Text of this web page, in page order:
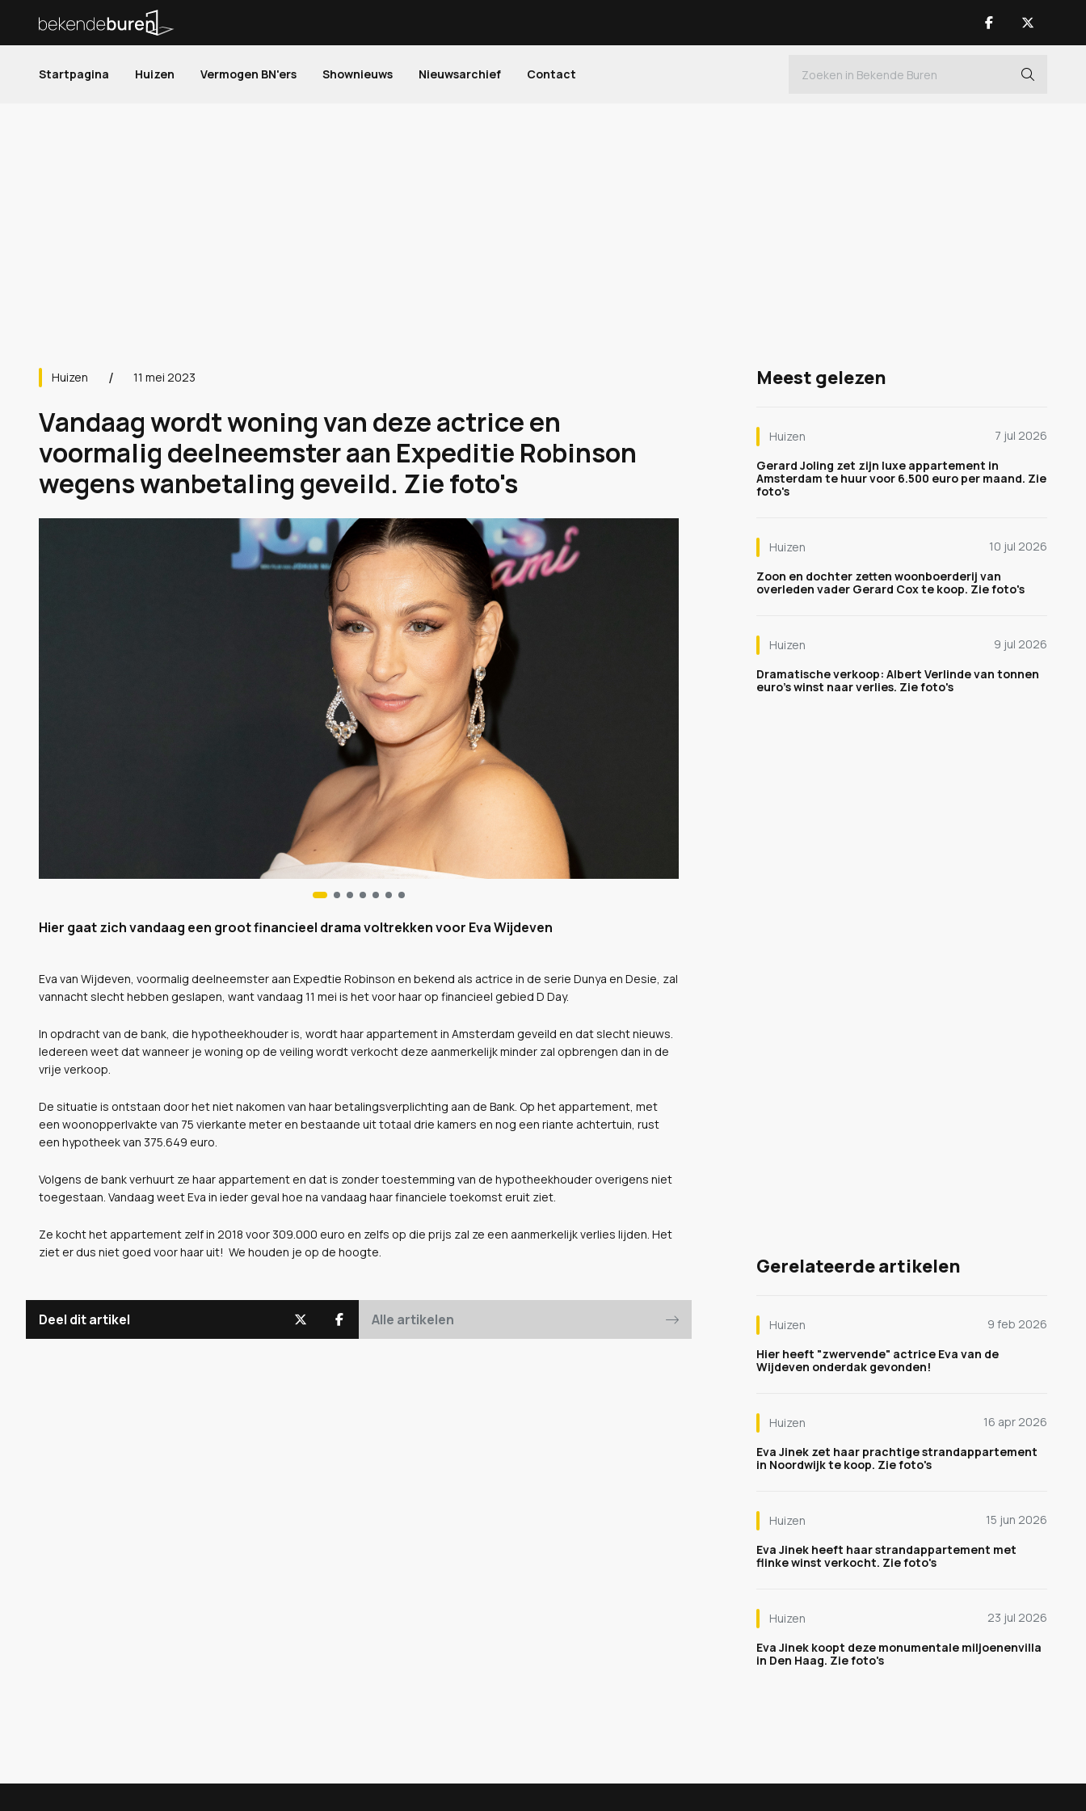
Startpagina Huizen Vermogen BN'ers Shownieuws Nieuwsarchief Contact
Huizen 11 mei 2023
Vandaag wordt woning van deze actrice en
voormalig deelneemster aan Expeditie Robinson
wegens wanbetaling geveild. Zie foto's
Hier gaat zich vandaag een groot financieel drama voltrekken voor Eva Wijdeven
Eva van Wijdeven, voormalig deelneemster aan Expedtie Robinson en bekend als actrice in de serie Dunya en Desie, zal
vannacht slecht hebben geslapen, want vandaag 11 mei is het voor haar op financieel gebied D Day.
In opdracht van de bank, die hypotheekhouder is, wordt haar appartement in Amsterdam geveild en dat slecht nieuws.
Iedereen weet dat wanneer je woning op de veiling wordt verkocht deze aanmerkelijk minder zal opbrengen dan in de
vrije verkoop.
De situatie is ontstaan door het niet nakomen van haar betalingsverplichting aan de Bank. Op het appartement, met
een woonopperlvakte van 75 vierkante meter en bestaande uit totaal drie kamers en nog een riante achtertuin, rust
een hypotheek van 375.649 euro.
Volgens de bank verhuurt ze haar appartement en dat is zonder toestemming van de hypotheekhouder overigens niet
toegestaan. Vandaag weet Eva in ieder geval hoe na vandaag haar financiele toekomst eruit ziet.
Ze kocht het appartement zelf in 2018 voor 309.000 euro en zelfs op die prijs zal ze een aanmerkelijk verlies lijden. Het
ziet er dus niet goed voor haar uit! We houden je op de hoogte.
Deel dit artikel Alle artikelen
Meest gelezen
Huizen
7 jul 2026
Gerard Joling zet zijn luxe appartement in
Amsterdam te huur voor 6.500 euro per maand. Zie
foto's
Huizen
10 jul 2026
Zoon en dochter zetten woonboerderij van
overleden vader Gerard Cox te koop. Zie foto's
Huizen
9 jul 2026
Dramatische verkoop: Albert Verlinde van tonnen
euro's winst naar verlies. Zie foto's
Gerelateerde artikelen
Huizen
9 feb 2026
Hier heeft "zwervende" actrice Eva van de
Wijdeven onderdak gevonden!
Huizen
16 apr 2026
Eva Jinek zet haar prachtige strandappartement
in Noordwijk te koop. Zie foto's
Huizen
15 jun 2026
Eva Jinek heeft haar strandappartement met
flinke winst verkocht. Zie foto's
Huizen
23 jul 2026
Eva Jinek koopt deze monumentale miljoenenvilla
in Den Haag. Zie foto's